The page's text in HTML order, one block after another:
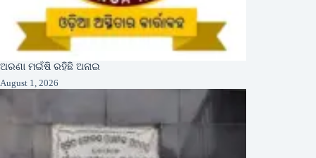
ଅରଣା ମଇଁଷି ରହିଛି ଅନାଇ
August 1, 2026